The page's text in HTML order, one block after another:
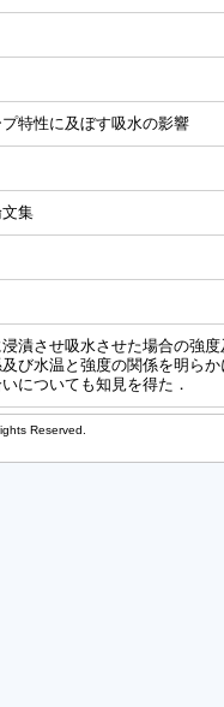
特性に及ぼす吸水の影響
集
漬させ吸水させた場合の強
び水温と強度の関係を明ら
についても知見を得た．
Reserved.